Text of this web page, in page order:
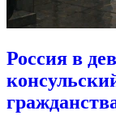
Россия в